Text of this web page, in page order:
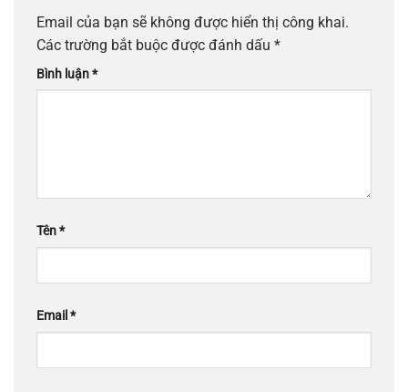
Email của bạn sẽ không được hiển thị công khai.
Các trường bắt buộc được đánh dấu *
Bình luận*
Tên*
Email *